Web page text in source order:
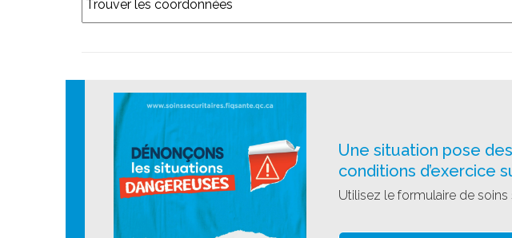
Une situation pose
conditions d’exercice
Utilisez le formulaire de